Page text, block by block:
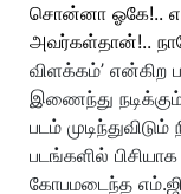
சொன்னா ஓகே!..
அவர்கள்தான்!..
விளக்கம்’ என்கிற
இணைந்து நடிக்கும்
படம்
படங்களில்
கோபமடைந்த